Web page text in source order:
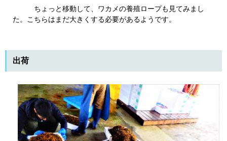
ちょっと移動して、ワカメの養殖ロープも見てみまし
た。こちらはまだ大きくする必要があるようです。
出荷